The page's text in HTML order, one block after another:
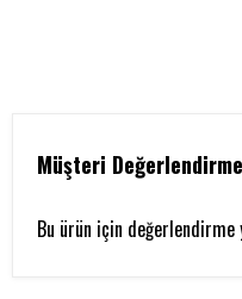
Müşteri
Bu ürün için değerlendirme